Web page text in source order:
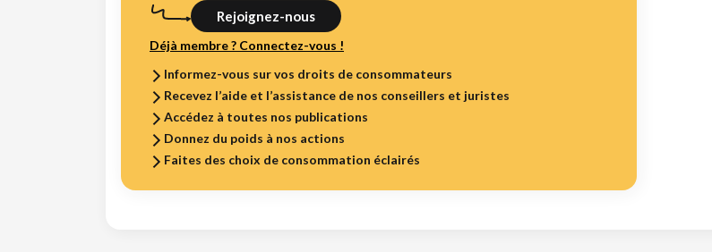
Rejoignez-nous
Déjà membre ? Connectez-vous !
Informez-vous sur vos droits de consommateurs
Recevez l’aide et l’assistance de nos conseillers et juristes
Accédez à toutes nos publications
Donnez du poids à nos actions
Faites des choix de consommation éclairés